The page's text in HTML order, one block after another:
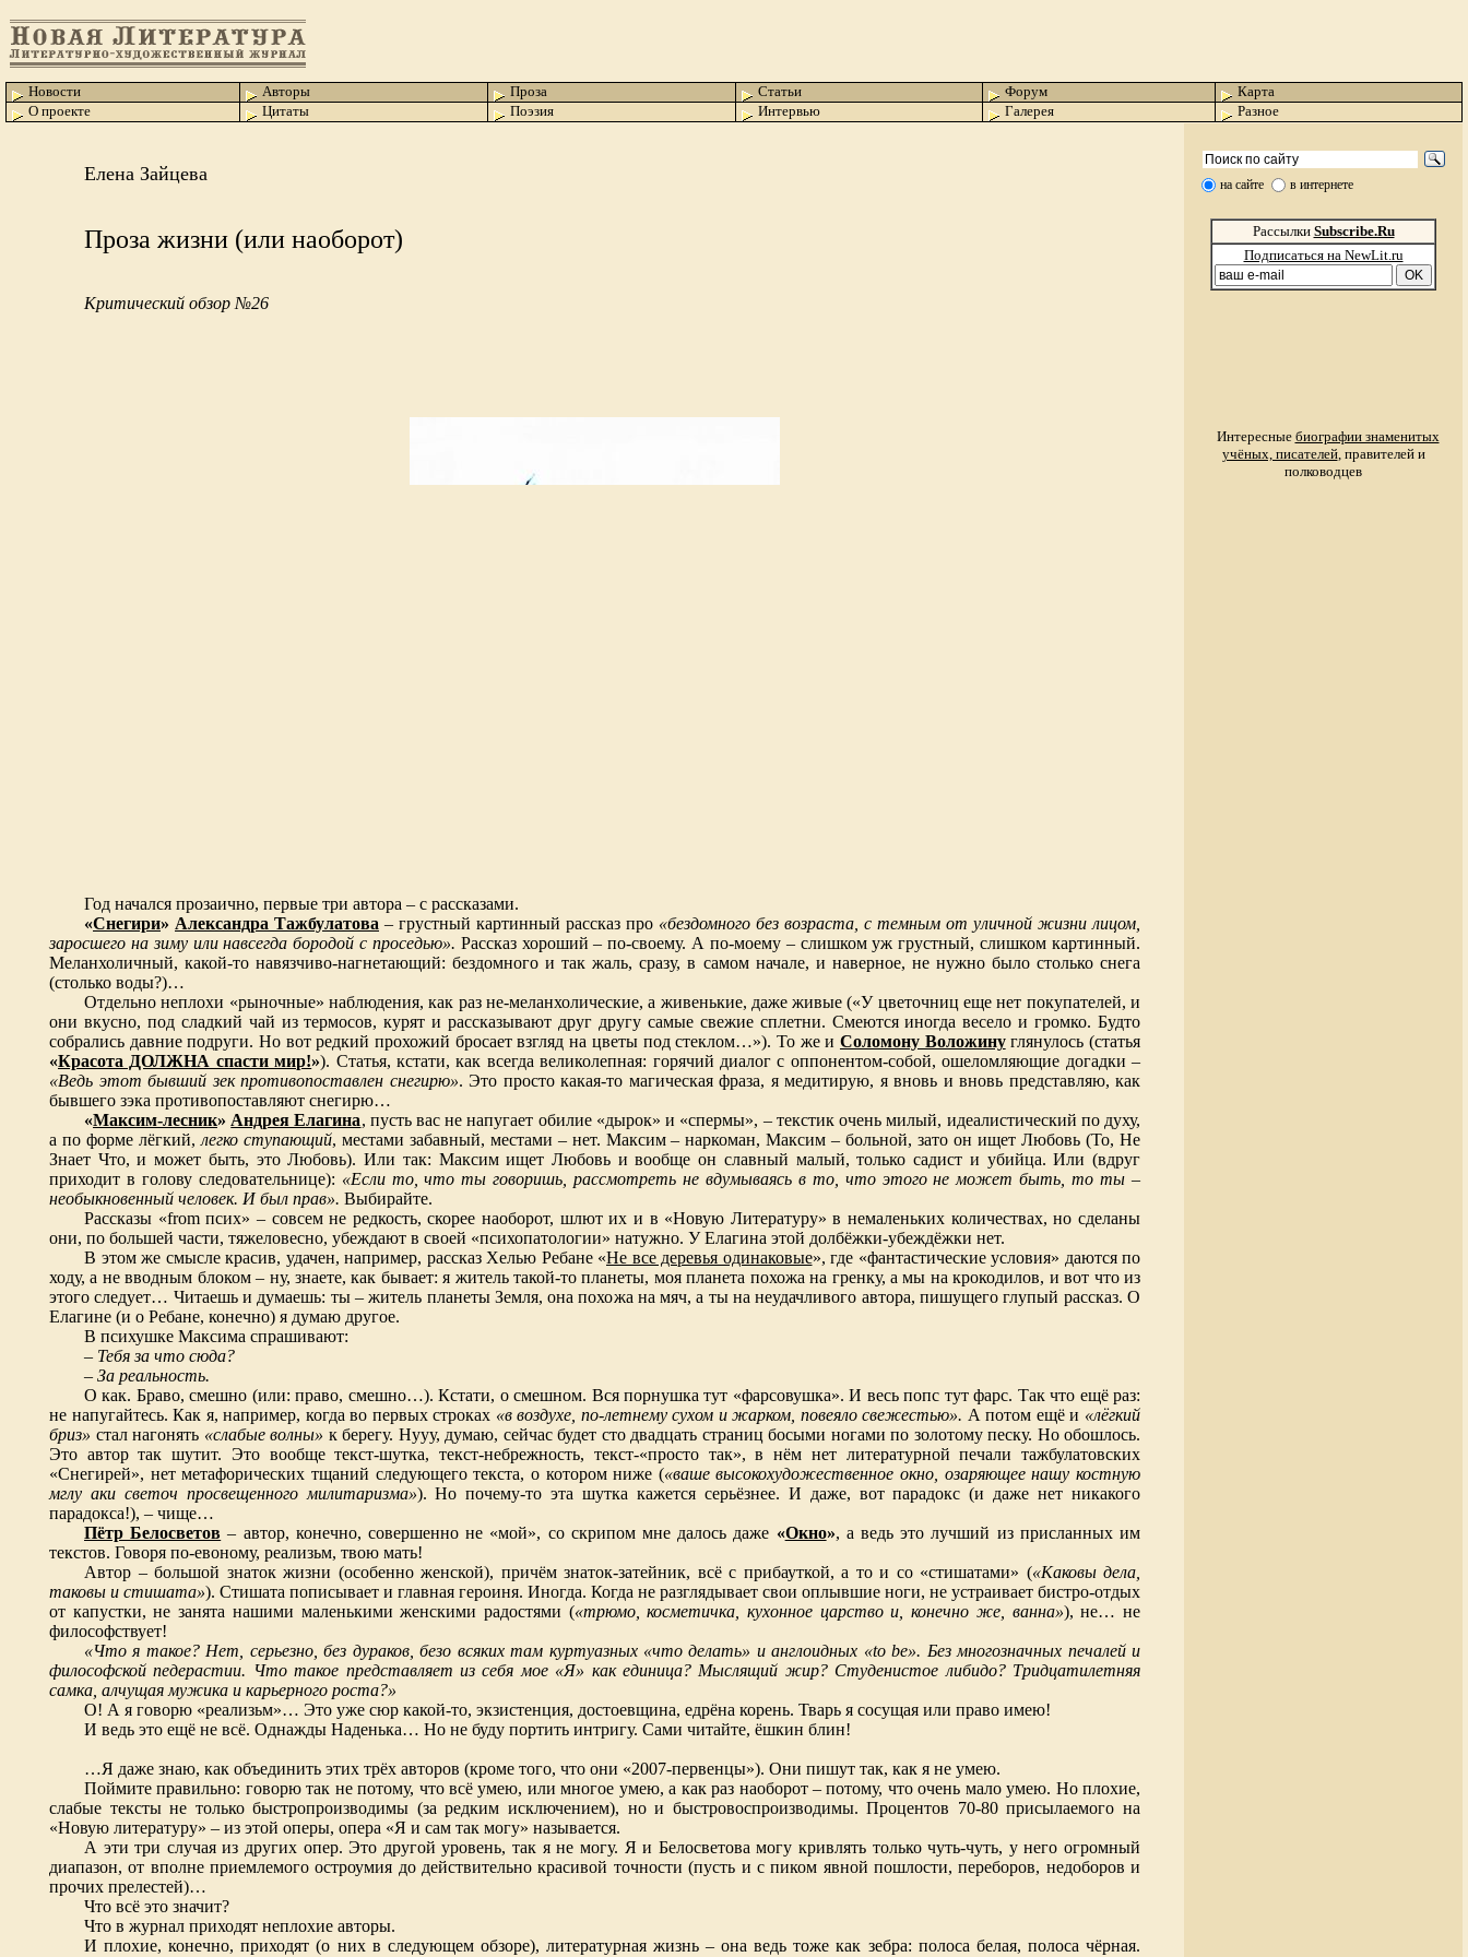
Новости Авторы Проза Статьи Форум
Карта
О проекте
Цитаты Поэзия Интервью Галерея Разное
Елена Зайцева
Проза жизни (или наоборот)
Критический обзор №26
Год начался прозаично, первые три автора – с рассказами.
«Снегири» Александра Тажбулатова – грустный картинный рассказ про «бездомного без возраста, с темным от уличной жизни лицом,
заросшего на зиму или навсегда бородой с проседью». Рассказ хороший – по-своему. А по-моему – слишком уж грустный, слишком картинный.
Меланхоличный, какой-то навязчиво-нагнетающий: бездомного и так жаль, сразу, в самом начале, и наверное, не нужно было столько снега
(столько воды?)…
Отдельно неплохи «рыночные» наблюдения, как раз не-меланхолические, а живенькие, даже живые («У цветочниц еще нет покупателей, и
они вкусно, под сладкий чай из термосов, курят и рассказывают друг другу самые свежие сплетни. Смеются иногда весело и громко. Будто
собрались давние подруги. Но вот редкий прохожий бросает взгляд на цветы под стеклом…»). То же и Соломону Воложинуглянулось (статья
«Красота ДОЛЖНА спасти мир!»). Статья, кстати, как всегда великолепная: горячий диалог с оппонентом-собой, ошеломляющие догадки –
«Ведь этот бывший зек противопоставлен снегирю». Это просто какая-то магическая фраза, я медитирую, я вновь и вновь представляю, как
бывшего зэка противопоставляют снегирю…
«Максим-лесник» Андрея Елагина, пусть вас не напугает обилие «дырок» и «спермы», – текстик очень милый, идеалистический по духу,
а по форме лёгкий, легко ступающий, местами забавный, местами – нет. Максим – наркоман, Максим – больной, зато он ищет Любовь (То, Не
Знает Что, и может быть, это Любовь). Или так: Максим ищет Любовь и вообще он славный малый, только садист и убийца. Или (вдруг
приходит в голову следовательнице): «Если то, что ты говоришь, рассмотреть не вдумываясь в то, что этого не может быть, то ты –
необыкновенный человек. И был прав». Выбирайте.
Рассказы «from псих» – совсем не редкость, скорее наоборот, шлют их и в «Новую Литературу» в немаленьких количествах, но сделаны
они, по большей части, тяжеловесно, убеждают в своей «психопатологии» натужно. У Елагина этой долбёжки-убеждёжки нет.
В этом же смысле красив, удачен, например, рассказ Хелью Ребане «Не все деревья одинаковые», где «фантастические условия» даются по
ходу, а не вводным блоком – ну, знаете, как бывает: я житель такой-то планеты, моя планета похожа на гренку, а мы на крокодилов, и вот что из
этого следует… Читаешь и думаешь: ты – житель планеты Земля, она похожа на мяч, а ты на неудачливого автора, пишущего глупый рассказ. О
Елагине (и о Ребане, конечно) я думаю другое.
В психушке Максима спрашивают:
– Тебя за что сюда?
– За реальность.
О как. Браво, смешно (или: право, смешно…). Кстати, о смешном. Вся порнушка тут «фарсовушка». И весь попс тут фарс. Так что ещё раз:
не напугайтесь. Как я, например, когда во первых строках «в воздухе, по-летнему сухом и жарком, повеяло свежестью». А потом ещё и «лёгкий
бриз» стал нагонять «слабые волны» к берегу. Нууу, думаю, сейчас будет сто двадцать страниц босыми ногами по золотому песку. Но обошлось.
Это автор так шутит. Это вообще текст-шутка, текст-небрежность, текст-«просто так», в нём нет литературной печали тажбулатовских
«Снегирей», нет метафорических тщаний следующего текста, о котором ниже («ваше высокохудожественное окно, озаряющее нашу костную
мглу аки светоч просвещенного милитаризма»). Но почему-то эта шутка кажется серьёзнее. И даже, вот парадокс (и даже нет никакого
парадокса!), – чище…
Пётр Белосветов – автор, конечно, совершенно не «мой», со скрипом мне далось даже «Окно», а ведь это лучший из присланных им
текстов. Говоря по-евоному, реализьм, твою мать!
Автор – большой знаток жизни (особенно женской), причём знаток-затейник, всё с прибауткой, а то и со «стишатами» («Каковы дела,
таковы и стишата»). Стишата пописывает и главная героиня. Иногда. Когда не разглядывает свои оплывшие ноги, не устраивает бистро-отдых
от капустки, не занята нашими маленькими женскими радостями («трюмо, косметичка, кухонное царство и, конечно же, ванна»), не… не
философствует!
«Что я такое? Нет, серьезно, без дураков, безо всяких там куртуазных «что делать» и англоидных «to be». Без многозначных печалей и
философской педерастии. Что такое представляет из себя мое «Я» как единица? Мыслящий жир? Студенистое либидо? Тридцатилетняя
самка, алчущая мужика и карьерного роста?»
О! А я говорю «реализьм»… Это уже сюр какой-то, экзистенция, достоевщина, едрёна корень. Тварь я сосущая или право имею!
И ведь это ещё не всё. Однажды Наденька… Но не буду портить интригу. Сами читайте, ёшкин блин!
…Я даже знаю, как объединить этих трёх авторов (кроме того, что они «2007-первенцы»). Они пишут так, как я не умею.
Поймите правильно: говорю так не потому, что всё умею, или многое умею, а как раз наоборот – потому, что очень мало умею. Но плохие,
слабые тексты не только быстропроизводимы (за редким исключением), но и быстровоспроизводимы. Процентов 70-80 присылаемого на
«Новую литературу» – из этой оперы, опера «Я и сам так могу» называется.
А эти три случая из других опер. Это другой уровень, так я не могу. Я и Белосветова могу кривлять только чуть-чуть, у него огромный
диапазон, от вполне приемлемого остроумия до действительно красивой точности (пусть и с пиком явной пошлости, переборов, недоборов и
прочих прелестей)…
Что всё это значит?
Что в журнал приходят неплохие авторы.
И плохие, конечно, приходят (о них в следующем обзоре), литературная жизнь – она ведь тоже как зебра: полоса белая, полоса чёрная.
на сайте в интернете
Рассылки Subscribe.Ru
Подписаться на NewLit.ru
Интересные биографии знаменитых
учёных, писателей, правителей и
полководцев